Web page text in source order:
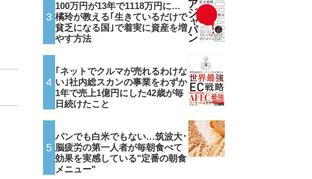
3
100万円が13年で1118万円に…
橘玲が教える｢生きているだけで
貧乏になる国｣で着実に資産を増
やす方法
4
｢ネットでクルマが売れるわけな
い｣社内総スカンの事業をわずか
1年で売上1億円にした42歳が毎
日続けたこと
5
パンでも白米でもない…筑波大･
脳疲労の第一人者が毎朝食べて
効果を実感している"定番の朝食
メニュー"